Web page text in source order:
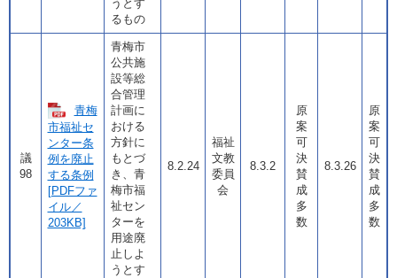
うとす
るもの
議
98
青梅
市福祉セ
ンター条
例を廃止
する条例
[PDFファ
イル／
203KB]
青梅市
公共施
設等総
合管理
計画に
おける
方針に
もとづ
き、青
梅市福
祉セン
ターを
用途廃
止しよ
うとす
8.2.24
福祉
文教
委員
会
8.3.2
原
案
可
決
賛
成
多
数
8.3.26
原
案
可
決
賛
成
多
数